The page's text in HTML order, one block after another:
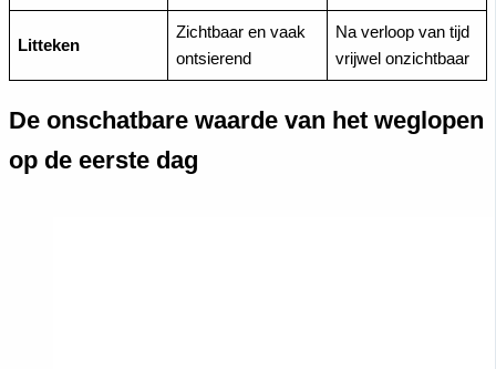
Litteken
Zichtbaar en vaak
ontsierend
Na verloop van tijd
vrijwel onzichtbaar
De onschatbare waarde van het weglopen
op de eerste dag